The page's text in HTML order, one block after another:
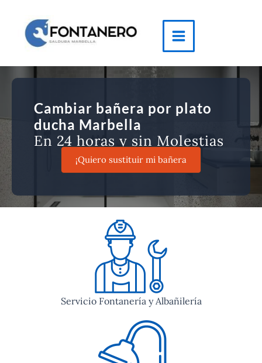
contenido
Main
Menu
Cambiar bañera por plato
ducha Marbella
En 24 horas y sin Molestias
¡Quiero sustituir mi bañera
Servicio Fontanería y Albañilería